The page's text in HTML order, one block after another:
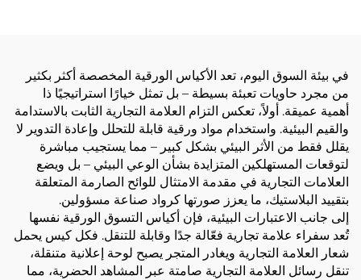
في بيئة السوق اليوم، تعد الأكياس الورقية المخصصة أكثر بكثير
من مجرد حاويات تعبئة بسيطة – بل تمثل خيارًا استراتيجيًا ذا
أهمية عميقة. أولاً، تعكس التزام العلامة التجارية الثابت بالاستدامة
والقيم البيئية. واستخدام مواد ورقية قابلة للتحلل وإعادة التدوير لا
يقلل فقط من الأثر البيئي بشكل كبير – مما يستجيب مباشرة
لتوقعات المستهلكين المتزايدة بشأن الوعي البيئي – بل ويضع
العلامات التجارية في مقدمة الامتثال للوائح الصارمة المتعلقة
بتقييد البلاستيك، ما يعزز صورتها كرواد صناعة مسؤولين.
إلى جانب الاعتبارات البيئية، فإن أكياس التسوق الورقية نفسها
تُعد سفراء علامة تجارية فعّالة جدًا وقابلة للتنقل. فكل كيس يحمل
شعار العلامة التجارية ويغادر المتجر يصبح لوحة إعلانية متنقلة،
تنقل رسائل العلامة التجارية صامتة عبر المشاهد الحضرية، مما